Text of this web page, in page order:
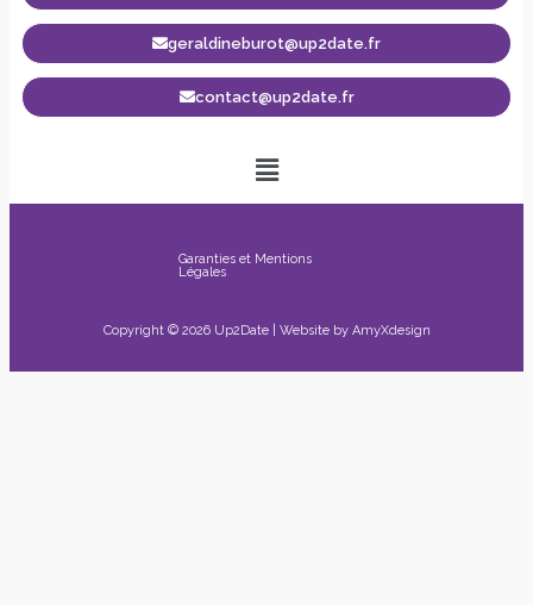
geraldineburot@up2date.fr
contact@up2date.fr
Garanties et Mentions
Légales
Copyright © 2026 Up2Date | Website by AmyXdesign